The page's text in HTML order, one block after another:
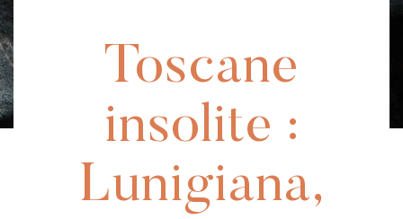
Toscane
insolite :
Lunigiana,